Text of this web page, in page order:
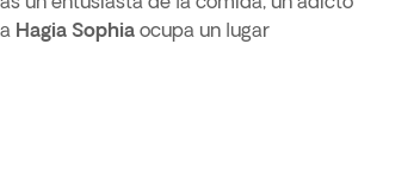
Hagia Sophia ocupa un lugar